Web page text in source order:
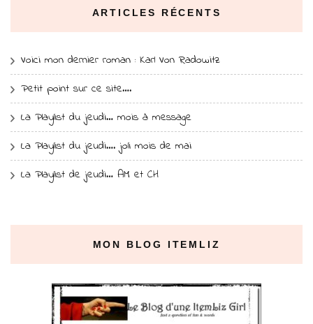
ARTICLES RÉCENTS
Voici mon dernier roman : Karl Von Radowitz
Petit point sur ce site….
La Playlist du jeudi… mois à message
La Playlist du jeudi…. joli mois de mai
La Playlist de jeudi… AM et CH
MON BLOG ITEMLIZ